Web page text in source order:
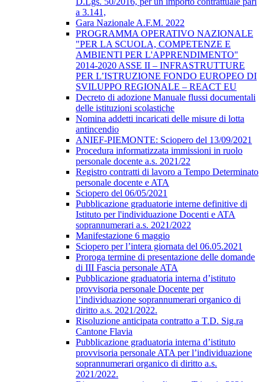
a 3.141,
Gara Nazionale A.F.M. 2022
PROGRAMMA OPERATIVO NAZIONALE
"PER LA SCUOLA, COMPETENZE E
AMBIENTI PER L'APPRENDIMENTO"
2014-2020 ASSE II – INFRASTRUTTURE
PER L’ISTRUZIONE FONDO EUROPEO DI
SVILUPPO REGIONALE – REACT EU
Decreto di adozione Manuale flussi documentali
delle istituzioni scolastiche
Nomina addetti incaricati delle misure di lotta
antincendio
ANIEF-PIEMONTE: Sciopero del 13/09/2021
Procedura informatizzata immissioni in ruolo
personale docente a.s. 2021/22
Registro contratti di lavoro a Tempo Determinato
personale docente e ATA
Sciopero del 06/05/2021
Pubblicazione graduatorie interne definitive di
Istituto per l'individuazione Docenti e ATA
soprannumerari a.s. 2021/2022
Manifestazione 6 maggio
Sciopero per l’intera giornata del 06.05.2021
Proroga termine di presentazione delle domande
di III Fascia personale ATA
Pubblicazione graduatoria interna d’istituto
provvisoria personale Docente per
l’individuazione soprannumerari organico di
diritto a.s. 2021/2022.
Risoluzione anticipata contratto a T.D. Sig.ra
Cantone Flavia
Pubblicazione graduatoria interna d’istituto
provvisoria personale ATA per l’individuazione
soprannumerari organico di diritto a.s.
2021/2022.